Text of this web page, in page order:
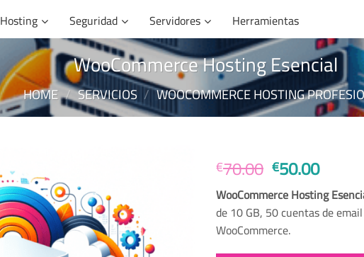
Hosting Seguridad Servidores Herramientas
WooCommerce Hosting Esencial
HOME / SERVICIOS / WOOCOMMERCE HOSTING
€70.00 Original
price
was:
€70.00.
€50.00Current
price
is:
WooCommerce Hosting
de 10 GB, 50 cuentas de
WooCommerce.